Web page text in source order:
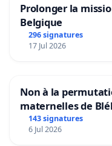
Prolonger la
Belgique
296 signatures
17 Jul 2026
Non à la
maternelles de
Préservons la
143 signatures
6 Jul 2026